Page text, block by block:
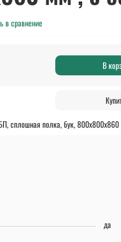
в сравнение
В
сплошная полка, бук,
да